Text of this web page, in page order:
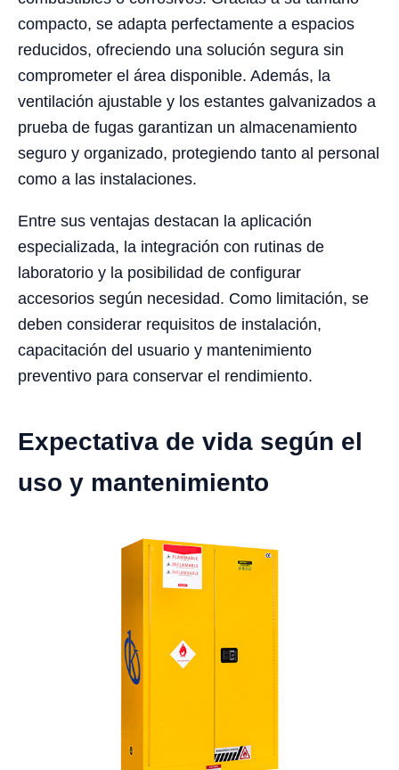
compacto, se adapta perfectamente a espacios
reducidos, ofreciendo una solución segura sin
comprometer el área disponible. Además, la
ventilación ajustable y los estantes galvanizados a
prueba de fugas garantizan un almacenamiento
seguro y organizado, protegiendo tanto al personal
como a las instalaciones.
Entre sus ventajas destacan la aplicación
especializada, la integración con rutinas de
laboratorio y la posibilidad de configurar
accesorios según necesidad. Como limitación, se
deben considerar requisitos de instalación,
capacitación del usuario y mantenimiento
preventivo para conservar el rendimiento.
Expectativa de vida según el
uso y mantenimiento